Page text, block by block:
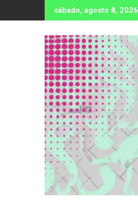
al
sábado, agosto 8, 2026